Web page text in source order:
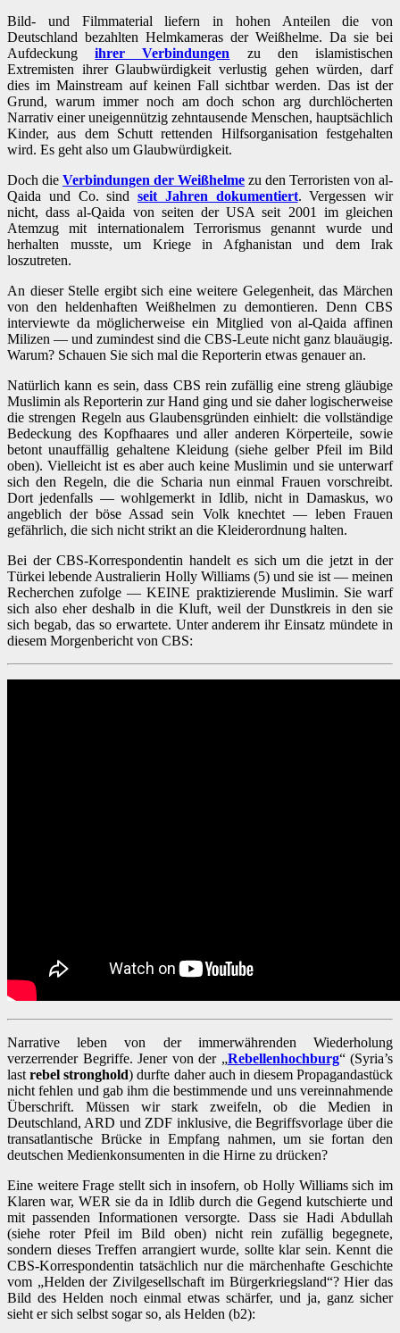
Bild- und Filmmaterial liefern in hohen Anteilen die von
Deutschland bezahlten Helmkameras der Weißhelme. Da sie bei
Aufdeckungihrer Verbindungen zu den islamistischen
Extremisten ihrer Glaubwürdigkeit verlustig gehen würden, darf
dies im Mainstream auf keinen Fall sichtbar werden. Das ist der
Grund, warum immer noch am doch schon arg durchlöcherten
Narrativ einer uneigennützig zehntausende Menschen, hauptsächlich
Kinder, aus dem Schutt rettenden Hilfsorganisation festgehalten
wird. Es geht also um Glaubwürdigkeit.
Doch die Verbindungen der Weißhelme zu den Terroristen von al-
Qaida und Co. sind seit Jahren dokumentiert. Vergessen wir
nicht, dass al-Qaida von seiten der USA seit 2001 im gleichen
Atemzug mit internationalem Terrorismus genannt wurde und
herhalten musste, um Kriege in Afghanistan und dem Irak
loszutreten.
An dieser Stelle ergibt sich eine weitere Gelegenheit, das Märchen
von den heldenhaften Weißhelmen zu demontieren. Denn CBS
interviewte da möglicherweise ein Mitglied von al-Qaida affinen
Milizen — und zumindest sind die CBS-Leute nicht ganz blauäugig.
Warum? Schauen Sie sich mal die Reporterin etwas genauer an.
Natürlich kann es sein, dass CBS rein zufällig eine streng gläubige
Muslimin als Reporterin zur Hand ging und sie daher logischerweise
die strengen Regeln aus Glaubensgründen einhielt: die vollständige
Bedeckung des Kopfhaares und aller anderen Körperteile, sowie
betont unauffällig gehaltene Kleidung (siehe gelber Pfeil im Bild
oben). Vielleicht ist es aber auch keine Muslimin und sie unterwarf
sich den Regeln, die die Scharia nun einmal Frauen vorschreibt.
Dort jedenfalls — wohlgemerkt in Idlib, nicht in Damaskus, wo
angeblich der böse Assad sein Volk knechtet — leben Frauen
gefährlich, die sich nicht strikt an die Kleiderordnung halten.
Bei der CBS-Korrespondentin handelt es sich um die jetzt in der
Türkei lebende Australierin Holly Williams (5) und sie ist — meinen
Recherchen zufolge — KEINE praktizierende Muslimin. Sie warf
sich also eher deshalb in die Kluft, weil der Dunstkreis in den sie
sich begab, das so erwartete. Unter anderem ihr Einsatz mündete in
diesem Morgenbericht von CBS:
Narrative leben von der immerwährenden Wiederholung
verzerrender Begriffe. Jener von der „Rebellenhochburg“ (Syria’s
lastrebel stronghold) durfte daher auch in diesem Propagandastück
nicht fehlen und gab ihm die bestimmende und uns vereinnahmende
Überschrift. Müssen wir stark zweifeln, ob die Medien in
Deutschland, ARD und ZDF inklusive, die Begriffsvorlage über die
transatlantische Brücke in Empfang nahmen, um sie fortan den
deutschen Medienkonsumenten in die Hirne zu drücken?
Eine weitere Frage stellt sich in insofern, ob Holly Williams sich im
Klaren war, WER sie da in Idlib durch die Gegend kutschierte und
mit passenden Informationen versorgte. Dass sie Hadi Abdullah
(siehe roter Pfeil im Bild oben) nicht rein zufällig begegnete,
sondern dieses Treffen arrangiert wurde, sollte klar sein. Kennt die
CBS-Korrespondentin tatsächlich nur die märchenhafte Geschichte
vom „Helden der Zivilgesellschaft im Bürgerkriegsland“? Hier das
Bild des Helden noch einmal etwas schärfer, und ja, ganz sicher
sieht er sich selbst sogar so, als Helden (b2):